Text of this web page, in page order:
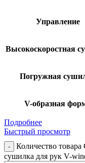
Управление
Высокоскоростная
Погружная
V-образная
Подробнее
Быстрый просмотр
Количество товара
сушилка для рук V-